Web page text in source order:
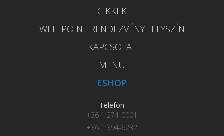
CIKKEK
WELLPOINT RENDEZVÉNYHELYSZÍN
KAPCSOLAT
MENU
ESHOP
Telefon
+36 1 274-0001
+36 1 394-6232